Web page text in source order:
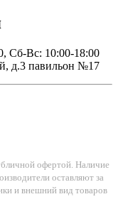
Сб-Вс: 10:00-18:00
д.3 павильон №17
офертой. Наличие
оставляют за
и внешний вид товаров